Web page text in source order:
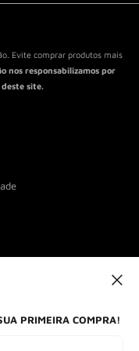
PRIMEIRA COMPRA!
Evite comprar produtos mais
nos responsabilizamos por
site.